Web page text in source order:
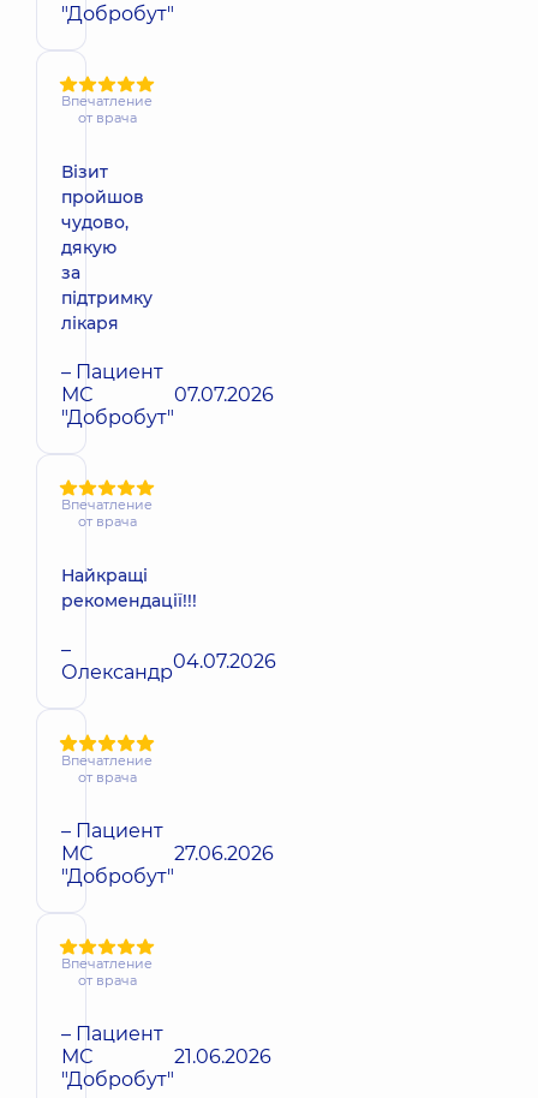
"Добробут"
Впечатление
от врача
Візит
пройшов
чудово,
дякую
за
підтримку
лікаря
– Пациент
МС
"Добробут"
07.07.2026
Впечатление
от врача
Найкращі
рекомендації!!!
–
Олександр04.07.2026
Впечатление
от врача
– Пациент
МС
"Добробут"
27.06.2026
Впечатление
от врача
– Пациент
МС
"Добробут"
21.06.2026